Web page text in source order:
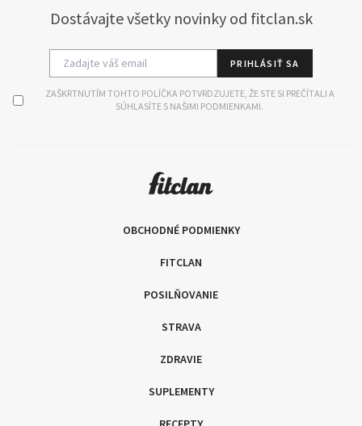
Dostávajte všetky novinky od fitclan.sk
PRIHLÁSIŤ SA
ZAŠKRTNUTÍM TOHTO POLÍČKA POTVRDZUJETE, ŽE STE SI PREČÍTALI A
SÚHLASÍTE S NAŠIMI PODMIENKAMI.
OBCHODNÉ PODMIENKY
FITCLAN
POSILŇOVANIE
STRAVA
ZDRAVIE
SUPLEMENTY